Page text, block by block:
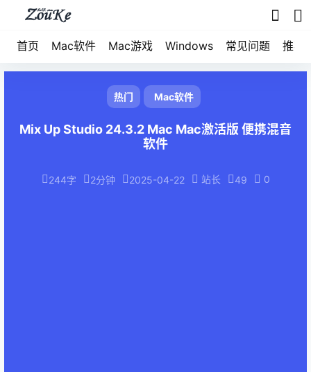
首页 Mac软件 Mac游戏 Windows 常见问题 推荐
热门 Mac软件
Mix Up Studio 24.3.2 Mac Mac激活版 便携混音
软件
244字 2分钟 2025-04-22 站长 49 0